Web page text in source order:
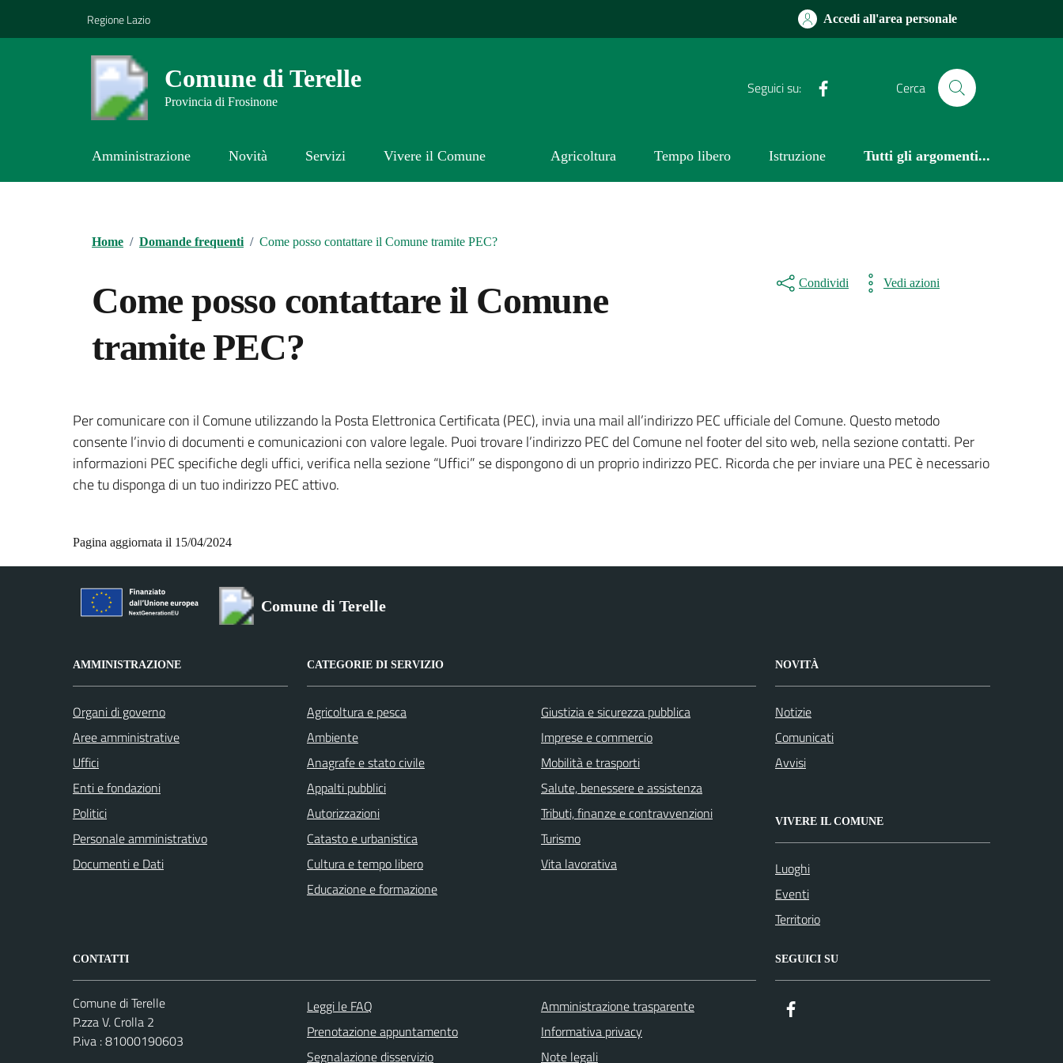
Regione Lazio Accedi all'area personale
Comune di Terelle
Provincia di Frosinone
Seguici su: Cerca
Amministrazione Novità Servizi Vivere il Comune Agricoltura Tempo libero Istruzione Tutti gli argomenti...
Home / Domande frequenti / Come posso contattare il Comune tramite PEC?
Come posso contattare il Comune
tramite PEC?
Condividi Vedi azioni
Per comunicare con il Comune utilizzando la Posta Elettronica Certificata (PEC), invia una mail all’indirizzo PEC ufficiale del Comune. Questo metodo
consente l’invio di documenti e comunicazioni con valore legale. Puoi trovare l’indirizzo PEC del Comune nel footer del sito web, nella sezione contatti. Per
informazioni PEC specifiche degli uffici, verifica nella sezione “Uffici” se dispongono di un proprio indirizzo PEC. Ricorda che per inviare una PEC è necessario
che tu disponga di un tuo indirizzo PEC attivo.
Pagina aggiornata il 15/04/2024
Comune di Terelle
AMMINISTRAZIONE
Organi di governo
Aree amministrative
Uffici
Enti e fondazioni
Politici
Personale amministrativo
Documenti e Dati
CATEGORIE DI SERVIZIO
Agricoltura e pesca
Ambiente
Anagrafe e stato civile
Appalti pubblici
Autorizzazioni
Catasto e urbanistica
Cultura e tempo libero
Educazione e formazione
Giustizia e sicurezza pubblica
Imprese e commercio
Mobilità e trasporti
Salute, benessere e assistenza
Tributi, finanze e contravvenzioni
Turismo
Vita lavorativa
NOVITÀ
Notizie
Comunicati
Avvisi
VIVERE IL COMUNE
Luoghi
Eventi
Territorio
CONTATTI
Comune di Terelle
P.zza V. Crolla 2
P.iva : 81000190603
Leggi le FAQ
Prenotazione appuntamento
Segnalazione disservizio
Amministrazione trasparente
Informativa privacy
Note legali
SEGUICI SU